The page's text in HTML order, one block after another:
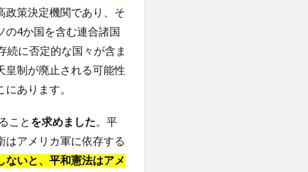
政策決定機関であり、そ
の4か国を含む連合諸国
続に否定的な国々が含ま
皇制が廃止される可能性
あります。
こと を求めました。平
はアメリカ軍に依存する
ないと、平和憲法はアメ